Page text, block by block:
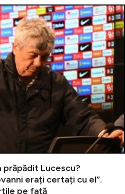
prăpădit Lucescu?
erați certați cu el”.
pe față